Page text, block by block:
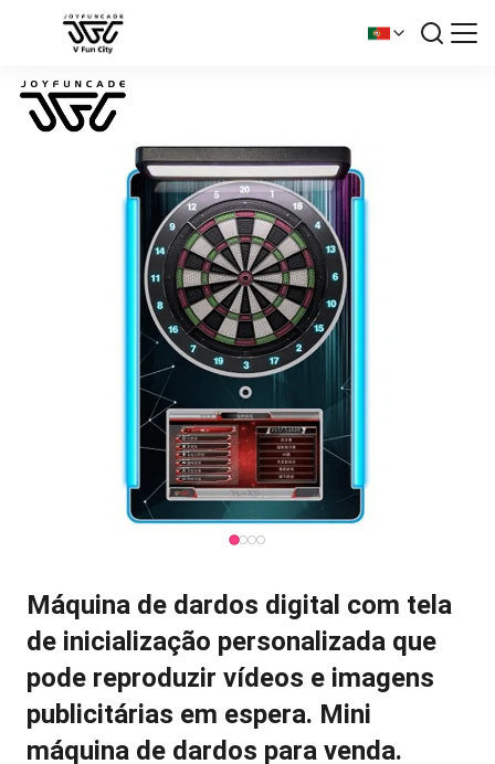
Máquina de dardos digital com tela
de inicialização personalizada que
pode reproduzir vídeos e imagens
publicitárias em espera. Mini
máquina de dardos para venda.